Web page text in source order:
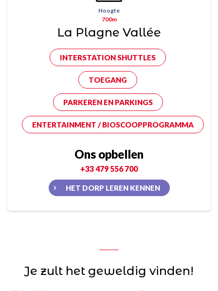
Hoogte
700m
La Plagne Vallée
INTERSTATION SHUTTLES
TOEGANG
PARKEREN EN PARKINGS
ENTERTAINMENT / BIOSCOOPPROGRAMMA
Ons opbellen
+33 479 556 700
HET DORP LEREN KENNEN
Je zult het geweldig vinden!